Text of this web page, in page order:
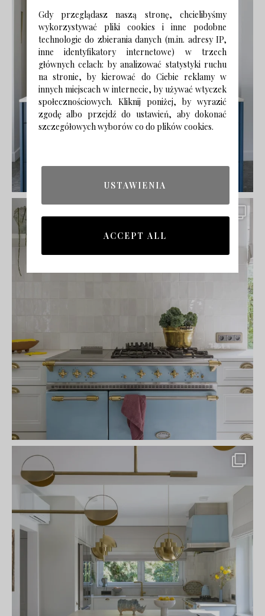
Gdy przeglądasz naszą stronę, chcielibyśmy
wykorzystywać pliki cookies i inne podobne
technologie do zbierania danych (m.in. adresy IP,
inne identyfikatory internetowe) w trzech
głównych celach: by analizować statystyki ruchu
na stronie, by kierować do Ciebie reklamy w
innych miejscach w internecie, by używać wtyczek
społecznościowych. Kliknij poniżej, by wyrazić
zgodę albo przejdź do ustawień, aby dokonać
szczegółowych wyborów co do plików cookies.
USTAWIENIA
ACCEPT ALL